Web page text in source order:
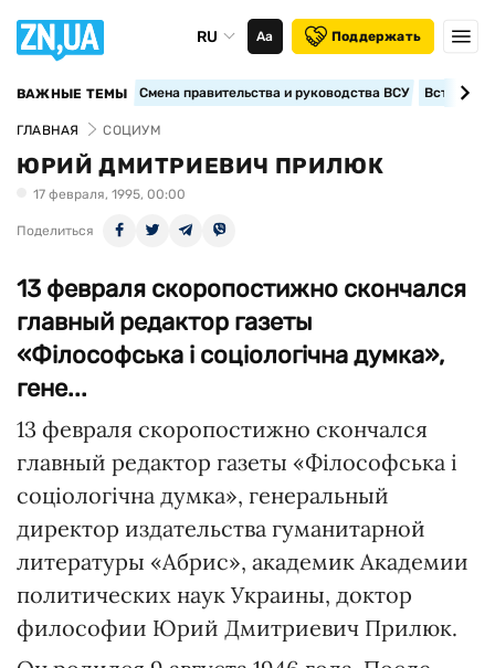
RU Аа Поддержать
ВАЖНЫЕ ТЕМЫ Смена правительства и руководства ВСУ
ГЛАВНАЯ СОЦИУМ
ЮРИЙ ДМИТРИЕВИЧ ПРИЛЮК
17 февраля, 1995, 00:00
Поделиться
13 февраля скоропостижно скончался
главный редактор газеты
«Фiлософська i соцiологiчна думка»,
гене...
13 февраля скоропостижно скончался
главный редактор газеты «Фiлософська i
соцiологiчна думка», генеральный
директор издательства гуманитарной
литературы «Абрис», академик Академии
политических наук Украины, доктор
философии Юрий Дмитриевич Прилюк.